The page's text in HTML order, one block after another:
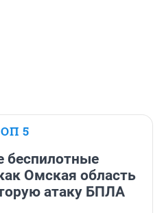
5
беспилотные
Омская область
атаку БПЛА